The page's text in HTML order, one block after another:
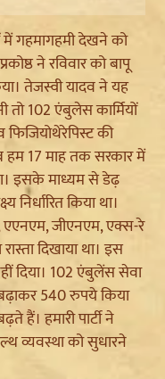
में गहमागहमी देखने को
ने रविवार को बापू
तेजस्वी यादव ने यह
तो 102 एंबुलेस कार्मियों
की
हम 17 माह तक सरकार में
इसके माध्यम से डेढ़
किया था।
जीएनएम, एक्स-रे
दिखाया था। इस
दिया। 102 एंबुलेंस सेवा
540 रुपये किया
हैं। हमारी पार्टी ने
व्यवस्था को सुधारने